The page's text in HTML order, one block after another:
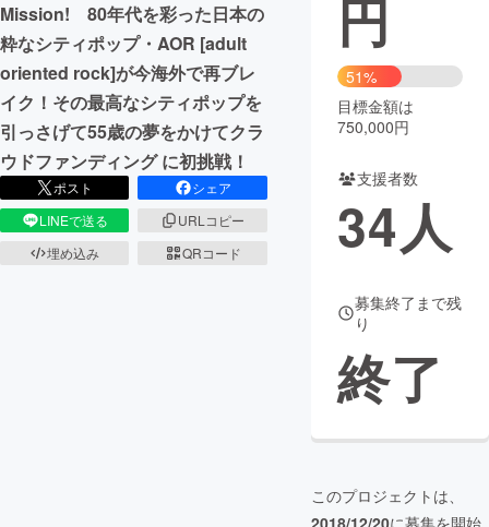
まちづくり・地域活性化
CAMPFIRE for Social Good
CAMPFIRE Creation
CAMPFIREふるさと納税machi-ya コミュニティ
Mission! 80年代を彩った日本の
粋なシティポップ・AOR [adult
oriented rock]が今海外で再ブレ
イク！その最高なシティポップを
引っさげて55歳の夢をかけてクラ
ウドファンディング に初挑戦！
ポスト
シェア
LINEで送る
URLコピー
埋め込み
QRコード
円
51%
目標金額は
750,000円
支援者数
34人
募集終了まで残
り
終了
このプロジェクトは、
2018/12/20に募集を開始